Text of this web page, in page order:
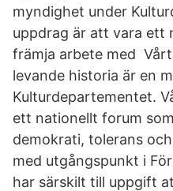
myndighet under
uppdrag är att vara ett
främja arbete med
levande historia är en
Kulturdepartementet.
ett nationellt forum
demokrati, tolerans
med utgångspunkt i
har särskilt till uppgift